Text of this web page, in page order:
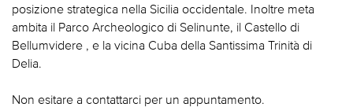
posizione strategica nella Sicilia occidentale. Inoltre meta
ambita il Parco Archeologico di Selinunte, il Castello di
Bellumvidere , e la vicina Cuba della Santissima Trinità di
Delia.
Non esitare a contattarci per un appuntamento.